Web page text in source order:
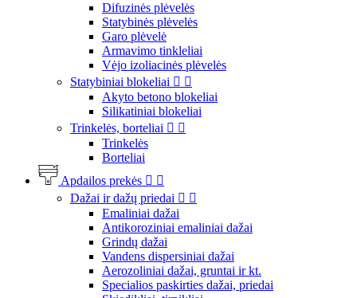
Difuzinės plėvelės
Statybinės plėvelės
Garo plėvelė
Armavimo tinkleliai
Vėjo izoliacinės plėvelės
Statybiniai blokeliai  
Akyto betono blokeliai
Silikatiniai blokeliai
Trinkelės, borteliai  
Trinkelės
Borteliai
Apdailos prekės  
Dažai ir dažų priedai  
Emaliniai dažai
Antikoroziniai emaliniai dažai
Grindų dažai
Vandens dispersiniai dažai
Aerozoliniai dažai, gruntai ir kt.
Specialios paskirties dažai, priedai